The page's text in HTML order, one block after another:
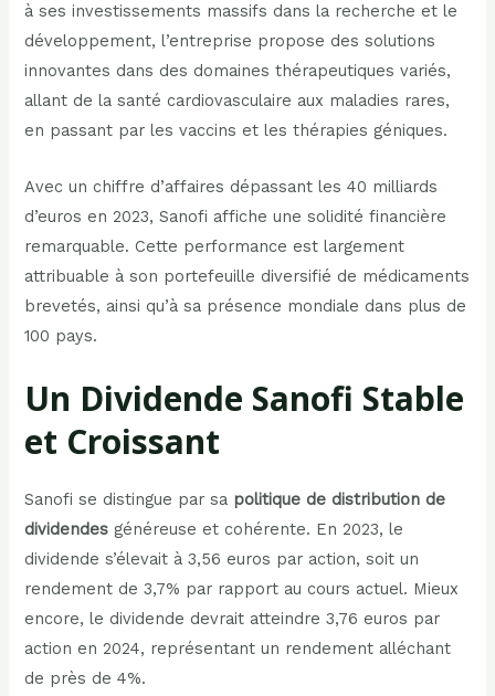
à ses investissements massifs dans la recherche et le
développement, l’entreprise propose des solutions
innovantes dans des domaines thérapeutiques variés,
allant de la santé cardiovasculaire aux maladies rares,
en passant par les vaccins et les thérapies géniques.
Avec un chiffre d’affaires dépassant les 40 milliards
d’euros en 2023, Sanofi affiche une solidité financière
remarquable. Cette performance est largement
attribuable à son portefeuille diversifié de médicaments
brevetés, ainsi qu’à sa présence mondiale dans plus de
100 pays.
Un Dividende Sanofi Stable
et Croissant
Sanofi se distingue par sa politique de distribution de
dividendes généreuse et cohérente. En 2023, le
dividende s’élevait à 3,56 euros par action, soit un
rendement de 3,7% par rapport au cours actuel. Mieux
encore, le dividende devrait atteindre 3,76 euros par
action en 2024, représentant un rendement alléchant
de près de 4%.